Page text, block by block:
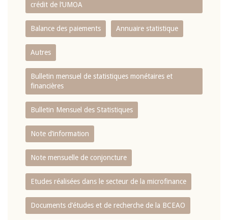
crédit de l‘UMOA
Balance des paiements Annuaire statistique
Autres
Bulletin mensuel de statistiques monétaires et
financières
Bulletin Mensuel des Statistiques
Note d’information
Note mensuelle de conjoncture
Etudes réalisées dans le secteur de la microfinance
Documents d’études et de recherche de la BCEAO